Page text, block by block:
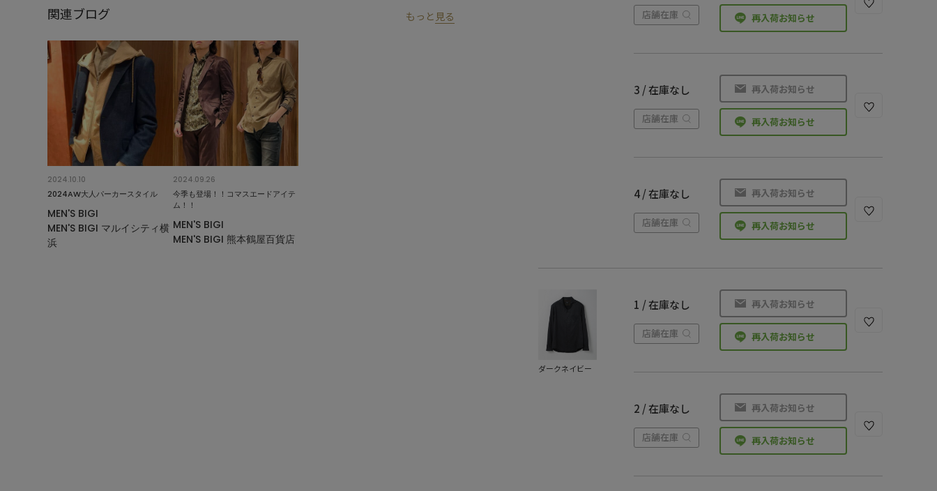
関連ブログ もっと 見る
2024.10.10
2024AW大人パーカースタイル
MEN'S BIGI
MEN'S BIGI マルイシティ横
浜
2024.09.26
今季も登場！！コマスエードアイテ
ム！！
MEN'S BIGI
MEN'S BIGI 熊本鶴屋百貨店
店舗在庫 再入荷お知らせ
3 / 在庫なし
店舗在庫
再入荷お知らせ
再入荷お知らせ
4 / 在庫なし
店舗在庫
再入荷お知らせ
再入荷お知らせ
ダークネイビー
1 / 在庫なし
店舗在庫
再入荷お知らせ
再入荷お知らせ
2 / 在庫なし
店舗在庫
再入荷お知らせ
再入荷お知らせ